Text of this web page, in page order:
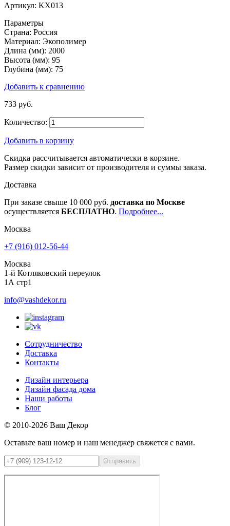
Артикул: KX013
Параметры
Страна: Россия
Материал: Экополимер
Длина (мм): 2000
Высота (мм): 95
Глубина (мм): 75
Добавить к сравнению
733 руб.
Количество:
Добавить в корзину
Скидка рассчитывается автоматически в корзине.
Размер скидки зависит от производителя и суммы заказа.
Доставка
При заказе свыше 10 000 руб. доставка по Москве
осуществляется БЕСПЛАТНО. Подробнее...
Москва
+7 (916) 012-56-44
Москва
1-й Котляковский переулок
1А стр1
info@vashdekor.ru
Сотрудничество
Доставка
Контакты
Дизайн интерьера
Дизайн фасада дома
Наши работы
Блог
© 2010-2026 Ваш Декор
Оставьте ваш номер и наш менеджер свяжется с вами.